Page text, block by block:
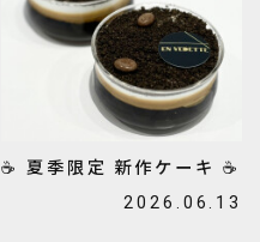
☕ 夏季限定 新作ケーキ ☕
2026.06.13